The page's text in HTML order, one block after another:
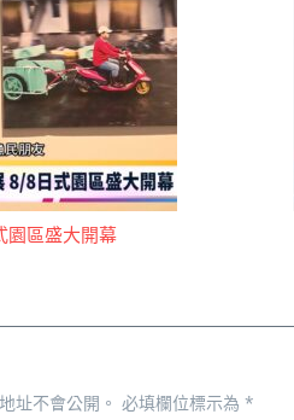
園區盛大開幕
址不會公開。 必填欄位標示為 *